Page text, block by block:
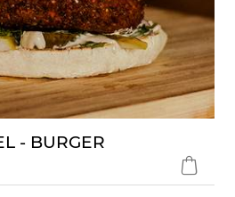
- BURGER